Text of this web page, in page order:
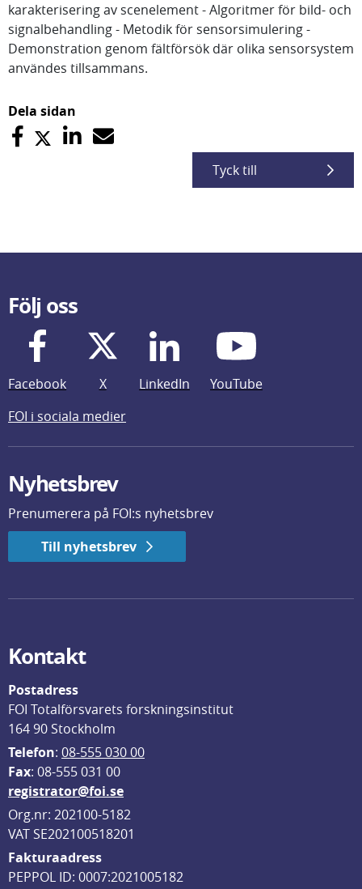
karakterisering av scenelement - Algoritmer för bild- och
signalbehandling - Metodik för sensorsimulering -
Demonstration genom fältförsök där olika sensorsystem
användes tillsammans.
Dela sidan
Tyck till
Följ oss
Facebook X LinkedIn
YouTube
FOI i sociala medier
Nyhetsbrev
Prenumerera på FOI:s nyhetsbrev
Till nyhetsbrev
Kontakt
Postadress
FOI Totalförsvarets forskningsinstitut
164 90 Stockholm
Telefon: 08-555 030 00
Fax: 08-555 031 00
registrator@foi.se
Org.nr: 202100-5182
VAT SE202100518201
Fakturaadress
PEPPOL ID: 0007:2021005182